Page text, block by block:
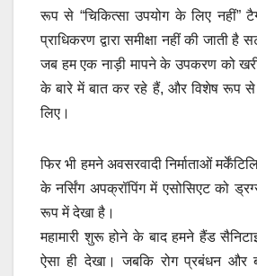
रूप से “चिकित्सा उपयोग के लिए नहीं”
प्राधिकरण द्वारा समीक्षा नहीं की जाती
जब हम एक नाड़ी मापने के उपकरण को
के बारे में बात कर रहे हैं, और विशेष रूप से
लिए।
फिर भी हमने अवसरवादी निर्माताओं
के नर्सिंग अपक्रॉपिंग में एसोसिएट को
रूप में देखा है।
महामारी शुरू होने के बाद हमने हैंड
ऐसा ही देखा। जबकि रोग प्रबंधन और